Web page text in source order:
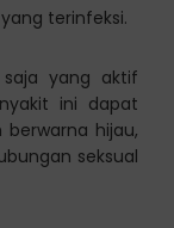
terinfeksi.
yang aktif
ini dapat
hijau,
seksual